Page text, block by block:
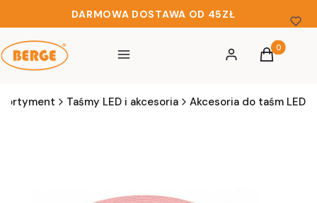
DARMOWA DOSTAWA OD 45ZŁ
Menu Zaloguj sięProdukty
Koszyk
Taśmy LED i akcesoria Akcesoria do taśm LED